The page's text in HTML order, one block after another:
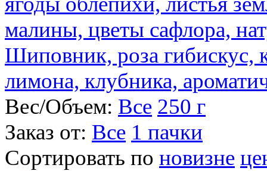
малины, цветы сафлора,
Шиповник, роза гибискус,
лимона, клубника,
Вес/Объем: Все 250 г
Заказ от: Все 1 пачки
Сортировать по новизне